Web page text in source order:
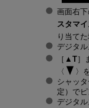
画面右下
スタマ
り当てた
デジタ
［ ▲T］
シャッ
定）で
デジタ